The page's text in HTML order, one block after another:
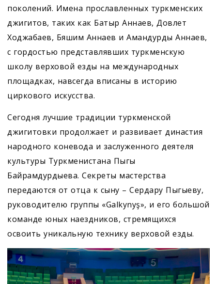
поколений. Имена прославленных туркменских
джигитов, таких как Батыр Аннаев, Довлет
Ходжабаев, Бяшим Аннаев и Амандурды Аннаев,
с гордостью представлявших туркменскую
школу верховой езды на международных
площадках, навсегда вписаны в историю
циркового искусства.
Сегодня лучшие традиции туркменской
джигитовки продолжает и развивает династия
народного коневода и заслуженного деятеля
культуры Туркменистана Пыгы
Байрамдурдыева. Секреты мастерства
передаются от отца к сыну – Сердару Пыгыеву,
руководителю группы «Galkynyş», и его большой
команде юных наездников, стремящихся
освоить уникальную технику верховой езды.